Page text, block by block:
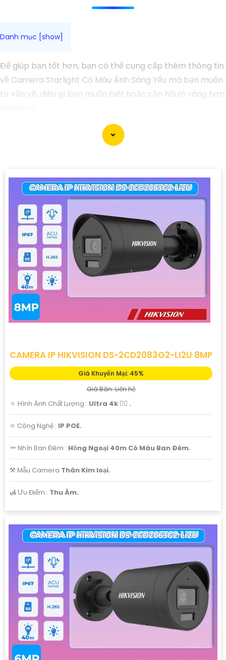
Để giúp bạn tốt hơn, bạn có thể cung cấp thêm thông tin
về Camera Starlight Có Màu Ánh Sáng Yếu mà bạn muốn
tư vấn về, điều gì bạn muốn biết hoặc cần hỏi rõ ràng hơn
CAMERA IP HIKVISION DS-2CD2083G2-LI2U 8MP
Giá Khuyến Mại: 45%
Giá Bán: Liên hệ
🔅 Hình Ành Chất Lượng : Ultra 4k 👍🏾 .
⚛️ Công Nghệ : IP POE.
🔦 Nhìn Ban Đêm : Hồng Ngoại 40m Có Màu Ban Ðêm.
⚒ Mẫu Camera Thân Kim loại.
️🛃 Ưu Điểm : Thu Âm.